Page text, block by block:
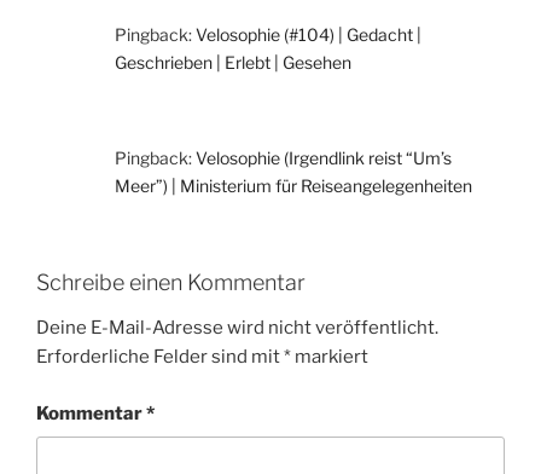
Pingback:Velosophie (#104) | Gedacht |
Geschrieben | Erlebt | Gesehen
Pingback:Velosophie (Irgendlink reist “Um’s
Meer”) | Ministerium für Reiseangelegenheiten
Schreibe einen Kommentar
Deine E-Mail-Adresse wird nicht veröffentlicht.
Erforderliche Felder sind mit* markiert
Kommentar*